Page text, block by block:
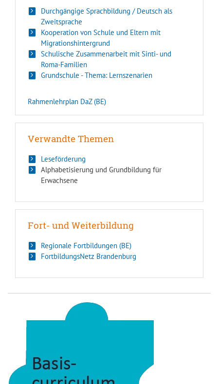
Durchgängige Sprachbildung / Deutsch als
Zweitsprache
Kooperation von Schule und Eltern mit
Migrationshintergrund
Schulische Zusammenarbeit mit Sinti- und
Roma-Familien
Grundschule - Thema: Lernszenarien
Rahmenlehrplan DaZ (BE)
Verwandte Themen
Leseförderung
Alphabetisierung und Grundbildung für
Erwachsene
Fort- und Weiterbildung
Regionale Fortbildungen (BE)
FortbildungsNetz Brandenburg